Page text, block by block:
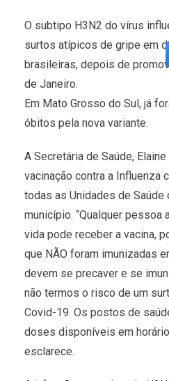
O subtipo H3N2 do vírus
surtos atípicos de gripe em
brasileiras, depois de
de Janeiro.
Em Mato Grosso do Sul, já
óbitos pela nova variante.
A Secretária de Saúde,
vacinação contra a Influenza
todas as Unidades de Saúde
município. “Qualquer pessoa
vida pode receber a vacina,
que NÃO foram imunizadas
devem se precaver e se
não termos o risco de um
Covid-19. Os postos de
doses disponíveis em
esclarece.